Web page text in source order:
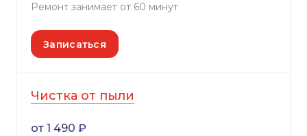
Ремонт занимает от 60 минут
Записаться
Чистка от пыли
от 1 490 ₽